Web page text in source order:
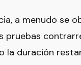
a menudo se
pruebas
la duración